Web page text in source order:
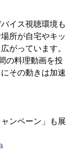
イス視聴環境も
所が自宅やキッ
がっています。
の料理動画を投
その動きは加速
ンペーン」も展